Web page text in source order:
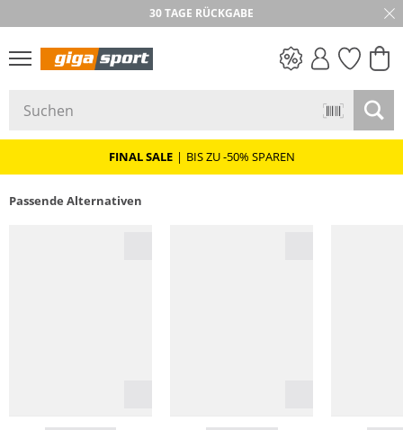
30 TAGE RÜCKGABE
FINAL SALE | BIS ZU -50% SPAREN
Passende Alternativen